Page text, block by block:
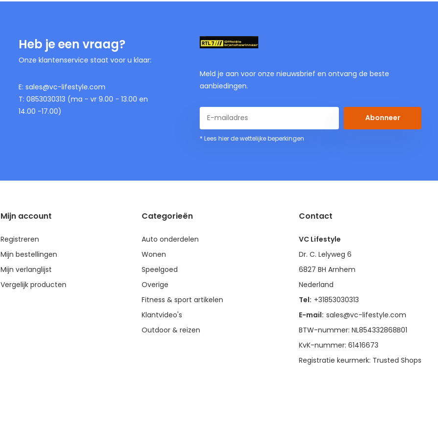
Heb je een vraag?
Onze klantenservice staat voor u klaar:
E: sales@vc-lifestyle.com
T: 0853030313 (ma - vr 9.00 - 13.00 en
14.00 -17.00)
Meld je aan voor onze nieuwsbrief en ontvang de beste
aanbiedingen.
Abonneer
* Lees hier de wettelijke beperkingen
Mijn account
Registreren
Mijn bestellingen
Mijn verlanglijst
Vergelijk producten
Categorieën
Auto onderdelen
Wonen
Speelgoed
Overige
Fitness & sport artikelen
Klantvideo's
Outdoor & reizen
Contact
VC Lifestyle
Dr. C. Lelyweg 6
6827 BH Arnhem
Nederland
Tel: +31853030313
E-mail: sales@vc-lifestyle.com
BTW-nummer: NL854332868B01
KvK-nummer: 61416673
Registratie keurmerk: Trusted Shops